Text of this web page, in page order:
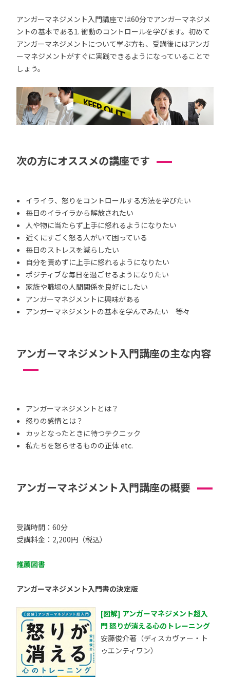
アンガーマネジメント入門講座では60分でアンガーマネジメ
ントの基本である1. 衝動のコントロールを学びます。初めて
アンガーマネジメントについて学ぶ方も、受講後にはアンガ
ーマネジメントがすぐに実践できるようになっていることで
しょう。
次の方にオススメの講座です
イライラ、怒りをコントロールする方法を学びたい
毎日のイライラから解放されたい
人や物に当たらず上手に怒れるようになりたい
近くにすごく怒る人がいて困っている
毎日のストレスを減らしたい
自分を責めずに上手に怒れるようになりたい
ポジティブな毎日を過ごせるようになりたい
家族や職場の人間関係を良好にしたい
アンガーマネジメントに興味がある
アンガーマネジメントの基本を学んでみたい 等々
アンガーマネジメント入門講座の主な内容
アンガーマネジメントとは？
怒りの感情とは？
カッとなったときに待つテクニック
私たちを怒らせるものの正体 etc.
アンガーマネジメント入門講座の概要
受講時間：60分
受講料金：2,200円（税込）
推薦図書
アンガーマネジメント入門書の決定版
[図解] アンガーマネジメント超入
門 怒りが消える心のトレーニング
安藤俊介著（ディスカヴァー・ト
ゥエンティワン）